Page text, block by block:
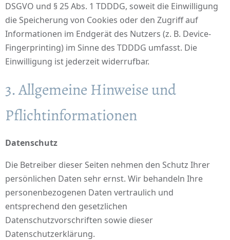
DSGVO und § 25 Abs. 1 TDDDG, soweit die Einwilligung
die Speicherung von Cookies oder den Zugriff auf
Informationen im Endgerät des Nutzers (z. B. Device-
Fingerprinting) im Sinne des TDDDG umfasst. Die
Einwilligung ist jederzeit widerrufbar.
3. Allgemeine Hinweise und
Pflicht­informationen
Datenschutz
Die Betreiber dieser Seiten nehmen den Schutz Ihrer
persönlichen Daten sehr ernst. Wir behandeln Ihre
personenbezogenen Daten vertraulich und
entsprechend den gesetzlichen
Datenschutzvorschriften sowie dieser
Datenschutzerklärung.